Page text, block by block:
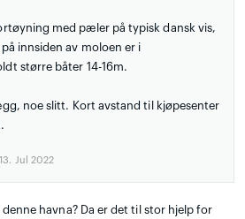
med pæler på typisk dansk vis,
innsiden av moloen er i
større båter 14-16m.
noe slitt. Kort avstand til kjøpesenter
Jul 2022
havna? Da er det til stor hjelp for